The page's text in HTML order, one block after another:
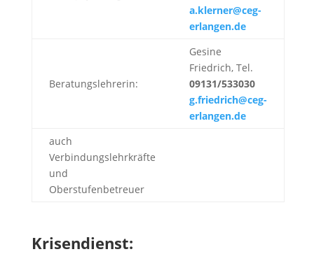
a.klerner@ceg-
erlangen.de
Beratungslehrerin:
Gesine
Friedrich, Tel.
09131/533030
g.friedrich@ceg-
erlangen.de
auch
Verbindungslehrkräfte
und
Oberstufenbetreuer
Krisendienst: